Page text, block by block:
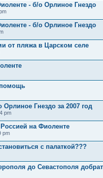
- б/о Орлиное Гнездо
- б/о Орлиное Гнездо
от пляжа в Царском селе
помощь
Гнездо за 2007 год
pm
на Фиоленте
pm
с палаткой???
до Севастополя